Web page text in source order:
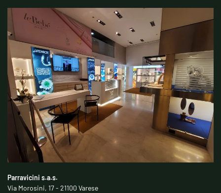
Parravicini s.a.s.
Via Morosini, 17 - 21100 Varese